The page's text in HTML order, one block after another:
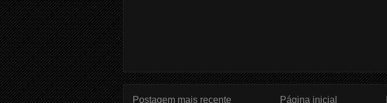
Postagem mais recente Página inicial